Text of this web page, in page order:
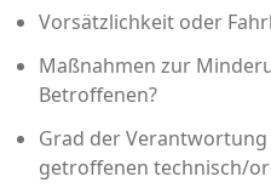
Vorsätzlichkeit oder
Maßnahmen zur
Betroffenen?
Grad der
getroffenen technisch/